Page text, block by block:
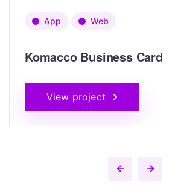
App Web
Komacco Business Card
View project